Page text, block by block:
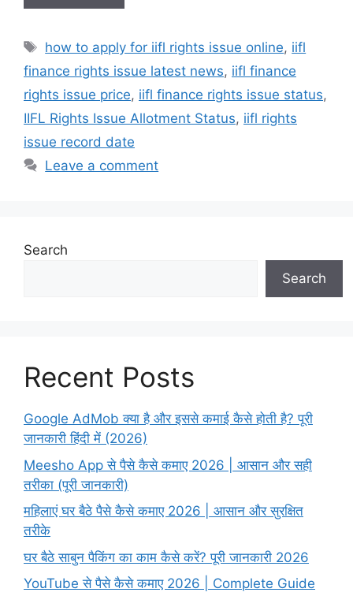
Tags
how to apply for iifl rights issue online, iifl
finance rights issue latest news, iifl finance
rights issue price, iifl finance rights issue status,
IIFL Rights Issue Allotment Status, iifl rights
issue record date
Leave a comment
Search
Search
Recent Posts
Google AdMob क्या है और इससे कमाई कैसे होती है? पूरी
जानकारी हिंदी में (2026)
Meesho App से पैसे कैसे कमाए 2026 | आसान और सही
तरीका (पूरी जानकारी)
महिलाएं घर बैठे पैसे कैसे कमाए 2026 | आसान और सुरक्षित
तरीके
घर बैठे साबुन पैकिंग का काम कैसे करें? पूरी जानकारी 2026
YouTube से पैसे कैसे कमाए 2026 | Complete Guide